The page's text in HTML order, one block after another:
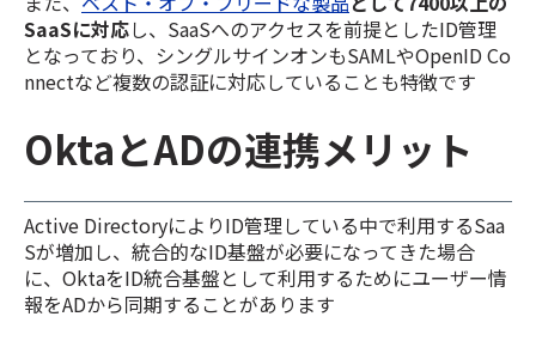
SaaSに対応し、SaaSへのアクセスを前提としたID管理
となっており、シングルサインオンもSAMLやOpenID Co
nnectなど複数の認証に対応していることも特徴です
OktaとADの連携メリット
Active DirectoryによりID管理している中で利用するSaa
Sが増加し、統合的なID基盤が必要になってきた場合
に、OktaをID統合基盤として利用するためにユーザー情
報をADから同期することがあります